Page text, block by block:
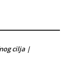
cilja |